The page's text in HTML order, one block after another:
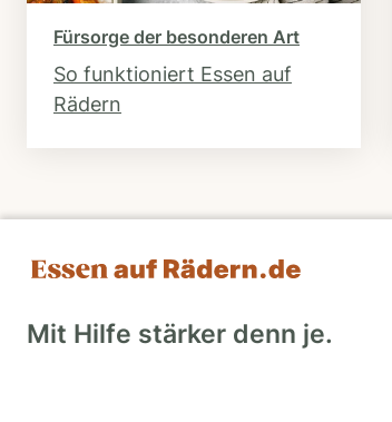
Fürsorge der besonderen Art
So funktioniert Essen auf
Rädern
Mit Hilfe stärker denn je.